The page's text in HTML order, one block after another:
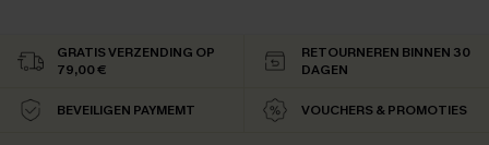
GRATIS VERZENDING OP
79,00 €
RETOURNEREN BINNEN 30
DAGEN
BEVEILIGEN PAYMEMT VOUCHERS & PROMOTIES